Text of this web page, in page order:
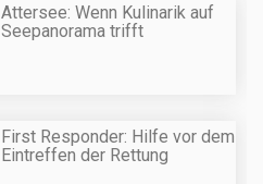
Attersee: Wenn Kulinarik auf
Seepanorama trifft
First Responder: Hilfe vor dem
Eintreffen der Rettung